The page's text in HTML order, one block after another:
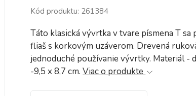
Kód produktu: 261384
Táto klasická vývrtka v tvare písmena T sa
fliaš s korkovým uzáverom. Drevená
jednoduché používanie vývrtky. Materiál -
-9,5 x 8,7 cm.Viac o produkte